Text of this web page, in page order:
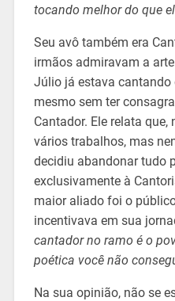
tocando melhor do que
Seu avô também era
irmãos admiravam a
Júlio já estava cantando
mesmo sem ter
Cantador. Ele relata
vários trabalhos, mas
decidiu abandonar tudo
exclusivamente à
maior aliado foi o
incentivava em sua
cantador no ramo é o
poética você não
Na sua opinião, não se